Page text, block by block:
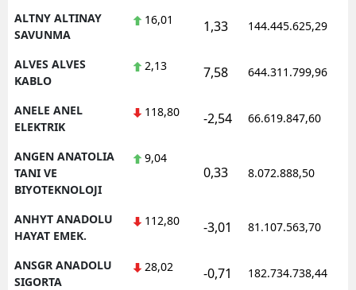
ALTNY ALTINAY
SAVUNMA
16,01 1,33 144.445.625,29
ALVES ALVES
KABLO
2,13 7,58 644.311.799,96
ANELE ANEL
ELEKTRIK
118,80 -2,54 66.619.847,60
ANGEN ANATOLIA
TANI VE
BIYOTEKNOLOJI
9,04
0,33 8.072.888,50
ANHYT ANADOLU
HAYAT EMEK.
112,80 -3,01 81.107.563,70
ANSGR ANADOLU
SIGORTA
28,02 -0,71 182.734.738,44